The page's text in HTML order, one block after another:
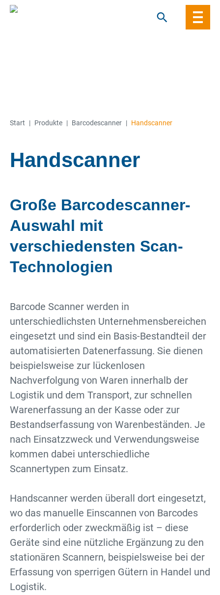
Start | Produkte | Barcode­­scanner | Handscanner
Handscanner
Große Barcode­scanner-
Auswahl mit
verschiedensten Scan-
Technologien
Barcode Scanner werden in
unterschiedlichsten Unternehmensbereichen
eingesetzt und sind ein Basis-Bestandteil der
automatisierten Datenerfassung. Sie dienen
beispielsweise zur lückenlosen
Nachverfolgung von Waren innerhalb der
Logistik und dem Transport, zur schnellen
Warenerfassung an der Kasse oder zur
Bestandserfassung von Warenbeständen. Je
nach Einsatzzweck und Verwendungsweise
kommen dabei unterschiedliche
Scannertypen zum Einsatz.
Handscanner werden überall dort eingesetzt,
wo das manuelle Einscannen von Barcodes
erforderlich oder zweckmäßig ist – diese
Geräte sind eine nützliche Ergänzung zu den
stationären Scannern, beispielsweise bei der
Erfassung von sperrigen Gütern in Handel und
Logistik.